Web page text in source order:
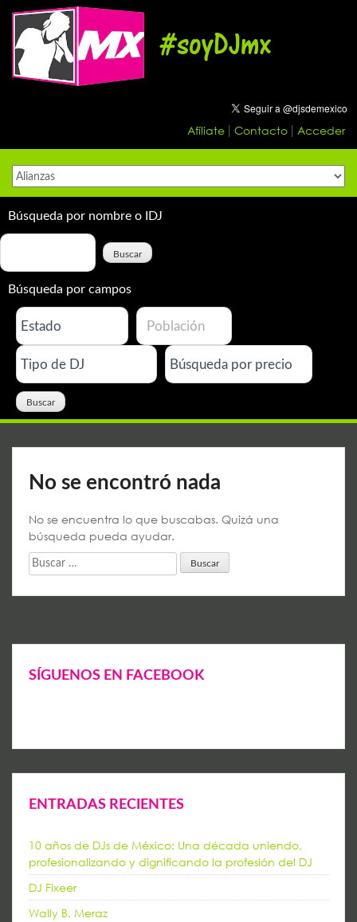
content
#soyDJmx
Afíliate Contacto Acceder
Búsqueda por nombre o IDJ
Búsqueda por campos
No se encontró nada
No se encuentra lo que buscabas. Quizá una
búsqueda pueda ayudar.
Buscar:
SÍGUENOS EN FACEBOOK
ENTRADAS RECIENTES
10 años de DJs de México: Una década uniendo,
profesionalizando y dignificando la profesión del DJ
DJ Fixeer
Wally B. Meraz